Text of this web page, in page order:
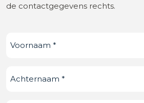
de contactgegevens rechts.
Voornaam (Vereist)
Achternaam (Vereist)